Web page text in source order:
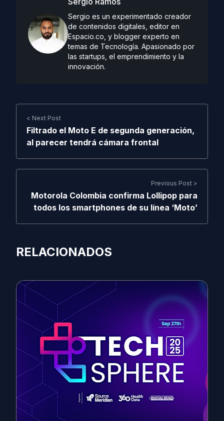
Sergio es un experimentado creador
de contenidos digitales, editor en
Espacio.co, y blogger experto en
temas de Tecnología. Apasionado por
las startups, el emprendimiento y la
innovación.
< Next Post
Filtrado el Moto E de segunda generación,
al parecer tendrá cámara frontal
Previous Post >
Motorola Colombia confirma Lollipop para
todos los smartphones de su línea ‘Moto’
RELACIONADOS